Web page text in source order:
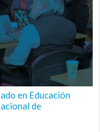
en Educación
de